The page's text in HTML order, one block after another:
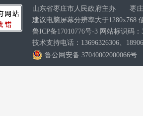
山东省枣庄市人民政府主办 枣庄
建议电脑屏幕分辨率大于1280x768
鲁ICP备17010776号-3 网站标识码：
技术支持电话：13696326306、
鲁公网安备 37040002000066号